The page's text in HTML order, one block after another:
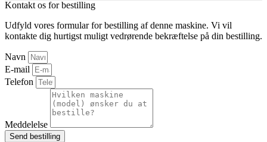
Kontakt os for bestilling
Udfyld vores formular for bestilling af denne maskine. Vi vil
kontakte dig hurtigst muligt vedrørende bekræftelse på din bestilling.
Navn
E-mail
Telefon
Meddelelse
Send bestilling